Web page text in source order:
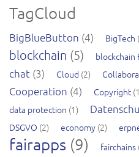
TagCloud
BigBlueButton (4) BigTech
blockchain (5) blockchain
chat (3) Cloud (2) Collabora
Cooperation (4) Copyright
data protection (1)
DSGVO (2) economy (2)
fairapps (9) fairchains